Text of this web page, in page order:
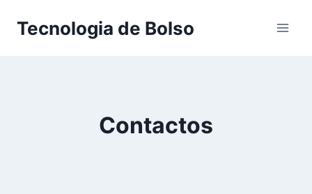
Tecnologia de Bolso
Contactos